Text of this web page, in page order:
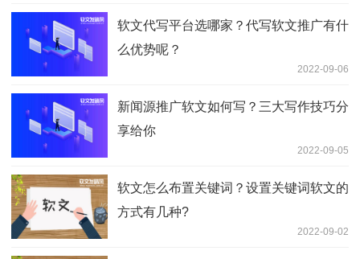
软文代写平台选哪家？代写软文推广有什
么优势呢？
2022-09-06
新闻源推广软文如何写？三大写作技巧分
享给你
2022-09-05
软文怎么布置关键词？设置关键词软文的
方式有几种?
2022-09-02